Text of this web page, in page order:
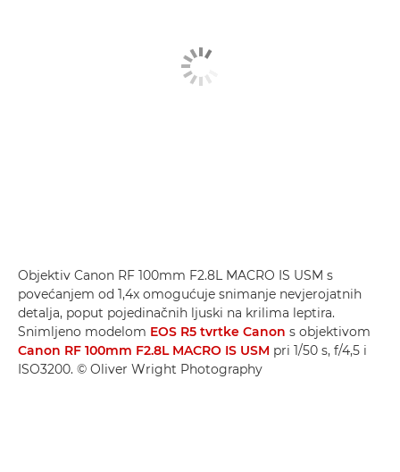
Objektiv Canon RF 100mm F2.8L MACRO IS USM s
povećanjem od 1,4x omogućuje snimanje nevjerojatnih
detalja, poput pojedinačnih ljuski na krilima leptira.
Snimljeno modelom EOS R5 tvrtke Canon s objektivom
Canon RF 100mm F2.8L MACRO IS USM pri 1/50 s, f/4,5 i
ISO3200. © Oliver Wright Photography